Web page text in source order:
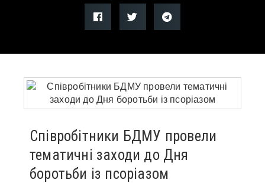
Співробітники БДМУ провели
тематичні заходи до Дня
боротьби із псоріазом